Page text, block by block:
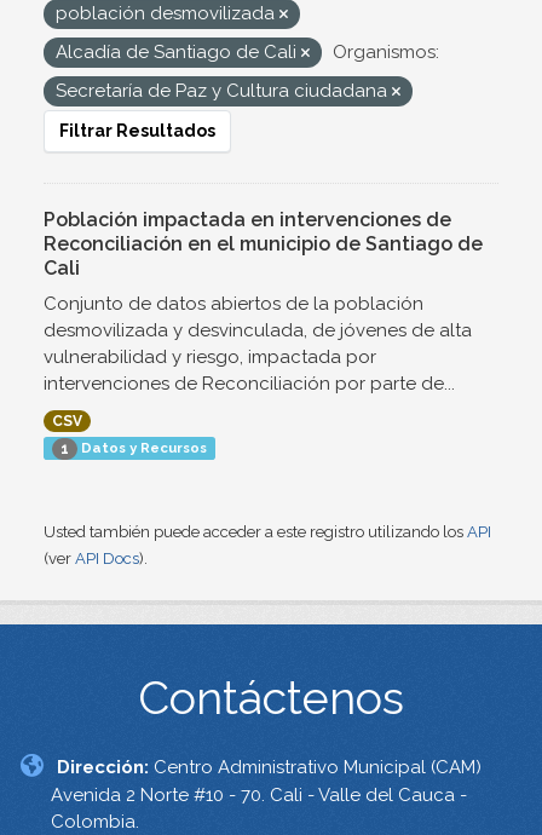
población desmovilizada
Alcadía de Santiago de Cali
Organismos:
Secretaría de Paz y Cultura ciudadana
Filtrar Resultados
Población impactada en intervenciones de
Reconciliación en el municipio de Santiago de
Cali
Conjunto de datos abiertos de la población
desmovilizada y desvinculada, de jóvenes de alta
vulnerabilidad y riesgo, impactada por
intervenciones de Reconciliación por parte de...
CSV
1 Datos y Recursos
Usted también puede acceder a este registro utilizando los API
(ver API Docs).
Contáctenos
Dirección: Centro Administrativo Municipal (CAM)
Avenida 2 Norte #10 - 70. Cali - Valle del Cauca -
Colombia.